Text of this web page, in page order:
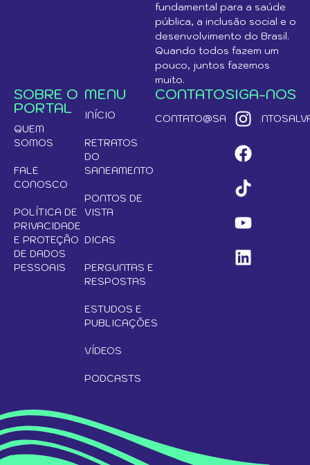
fundamental para a saúde
pública, a inclusão social e o
desenvolvimento do Brasil.
Quando todos fazem um
pouco, juntos fazemos
muito.
SOBRE O
PORTAL
QUEM
SOMOS
FALE
CONOSCO
POLÍTICA DE
PRIVACIDADE
E PROTEÇÃO
DE DADOS
PESSOAIS
MENU
INÍCIO
RETRATOS
DO
SANEAMENTO
PONTOS DE
VISTA
DICAS
PERGUNTAS E
RESPOSTAS
ESTUDOS E
PUBLICAÇÕES
VÍDEOS
PODCASTS
CONTATOSIGA-NOS